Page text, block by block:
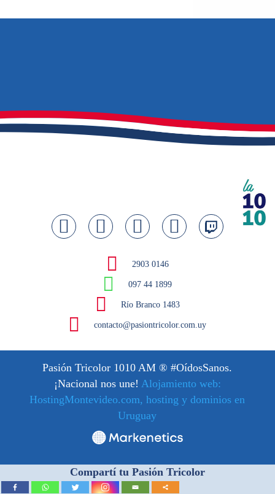
Compartí tu Pasión Tricolor
2903 0146
097 44 1899
Río Branco 1483
contacto@pasiontricolor.com.uy
Pasión Tricolor 1010 AM ® #OídosSanos.
¡Nacional nos une! Alojamiento web:
HostingMontevideo.com, hosting y dominios en
Uruguay